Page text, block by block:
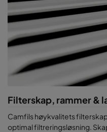
Filterskap, rammer &
Camfils høykvalitets
optimal filtreringsløsning.